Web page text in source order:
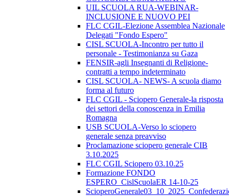
UIL SCUOLA RUA-WEBINAR-
INCLUSIONE E NUOVO PEI
FLC CGIL-Elezione Assemblea Nazionale
Delegati "Fondo Espero"
CISL SCUOLA-Incontro per tutto il
personale - Testimonianza su Gaza
FENSIR-agli Insegnanti di Religione-
contratti a tempo indeterminato
CISL SCUOLA- NEWS- A scuola diamo
forma al futuro
FLC CGIL - Sciopero Generale-la risposta
dei settori della conoscenza in Emilia
Romagna
USB SCUOLA-Verso lo sciopero
generale senza preavviso
Proclamazione sciopero generale CIB
3.10.2025
FLC CGIL Sciopero 03.10.25
Formazione FONDO
ESPERO_CislScuolaER 14-10-25